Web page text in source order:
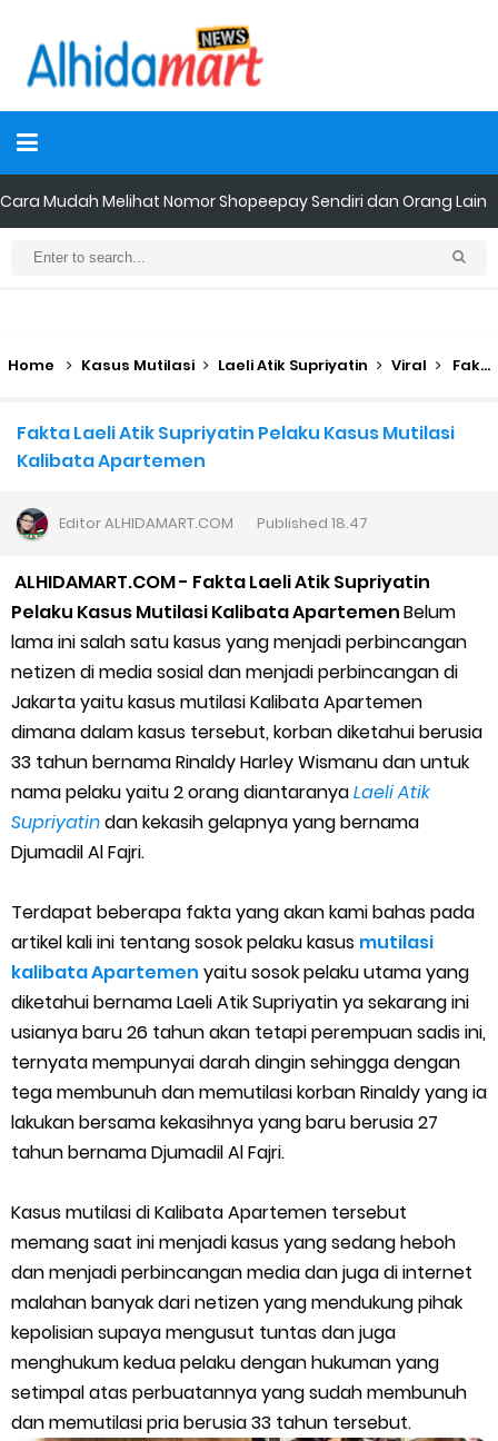
Cara Mudah Melihat Nomor Shopeepay Sendiri dan Orang Lain
7 Cara Mudah Top Up Grab untuk Driver
Penyebab dan Cara Memulihkan Akun Gojek Dibekukan
Cara Menggunakan Paket Telkomsel Mitra Gojek
5 Cara Top Up InDriver dengan Mudah
5 Biaya Potongan Shopee Food yang Perlu Kamu Ketahui
10 Cara Jitu Autobid Untuk Lala Motor dan Mobil 2023
Batas Saldo Untuk Akun Gopay Biasa dan Upgrade
Cara Mudah Melihat QR dan Barcode Shopeepay
Enroute Drop: Arti dan Penjelasan Resi Gosend
Cara Transfer Gopay ke Shopeepay Tanpa Potongan
Cara Menghubungi CS Lalamove dan Jam Operasionalnya
Cara Mengatasi Aplikasi Gojek Mengalami Gangguan
DNS Server Gojek Driver Terbaru 2026: Panduan Lengkap DNS
Server Gojek Terbaru dan IP Server GoPartner Gojek
Internet of Things (IoT): Pengertian, Cara Kerja, Manfaat,
Contoh Penerapan, hingga Masa Depannya
Panduan Lengkap Nonton Konser ENHYPEN di Jakarta: Tips War
Tiket, Persiapan, dan Hal yang Perlu Diketahui
Perhitungan Skema Garansi Pendapatan Grabcar Terbaru
Panduan Menjadi Agen Sicepat: Syarat dan Komisinya
Home Kasus Mutilasi Laeli Atik Supriyatin Viral Fakta Laeli Atik Supriyatin Pelaku Kasus Mutilasi Kalibata Apartemen
Fakta Laeli Atik Supriyatin Pelaku Kasus Mutilasi
Kalibata Apartemen
EditorALHIDAMART.COM Published 18.47
ALHIDAMART.COM - Fakta Laeli Atik Supriyatin
Pelaku Kasus Mutilasi Kalibata ApartemenBelum
lama ini salah satu kasus yang menjadi perbincangan
netizen di media sosial dan menjadi perbincangan di
Jakarta yaitu kasus mutilasi Kalibata Apartemen
dimana dalam kasus tersebut, korban diketahui berusia
33 tahun bernama Rinaldy Harley Wismanu dan untuk
nama pelaku yaitu 2 orang diantaranyaLaeli Atik
Supriyatindan kekasih gelapnya yang bernama
Djumadil Al Fajri.
Terdapat beberapa fakta yang akan kami bahas pada
artikel kali ini tentang sosok pelaku kasus mutilasi
kalibata Apartemen yaitu sosok pelaku utama yang
diketahui bernama Laeli Atik Supriyatin ya sekarang ini
usianya baru 26 tahun akan tetapi perempuan sadis ini,
ternyata mempunyai darah dingin sehingga dengan
tega membunuh dan memutilasi korban Rinaldy yang ia
lakukan bersama kekasihnya yang baru berusia 27
tahun bernama Djumadil Al Fajri.
Kasus mutilasi di Kalibata Apartemen tersebut
memang saat ini menjadi kasus yang sedang heboh
dan menjadi perbincangan media dan juga di internet
malahan banyak dari netizen yang mendukung pihak
kepolisian supaya mengusut tuntas dan juga
menghukum kedua pelaku dengan hukuman yang
setimpal atas perbuatannya yang sudah membunuh
dan memutilasi pria berusia 33 tahun tersebut.